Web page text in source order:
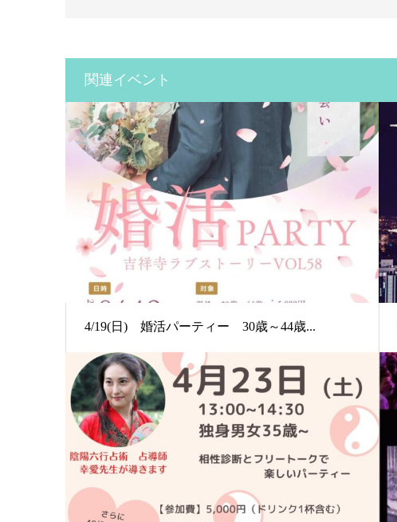
関連イベント
4/19(日) 婚活パーティー 30歳～44歳...